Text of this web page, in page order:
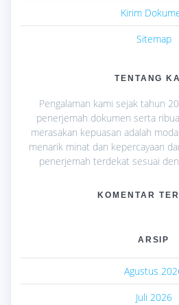
Kirim
Sitemap
TENTANG
Pengalaman kami sejak tahun
penerjemah dokumen serta
merasakan kepuasan adalah
menarik minat dan kepercayaan
penerjemah terdekat sesuai
KOMENTAR
ARSIP
Agustus
Juli 2026